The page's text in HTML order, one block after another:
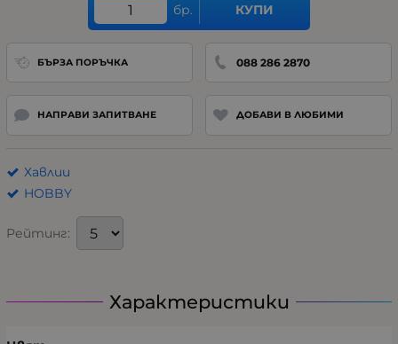
бр. КУПИ
БЪРЗА ПОРЪЧКА 088 286 2870
НАПРАВИ ЗАПИТВАНЕ ДОБАВИ В ЛЮБИМИ
Хавлии
HOBBY
Рейтинг:
Характеристики